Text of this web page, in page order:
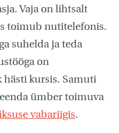
Vaja on lihtsalt
toimub nutitelefonis.
suhelda ja teda
on
hästi kursis. Samuti
ümber toimuva
vabariigis.